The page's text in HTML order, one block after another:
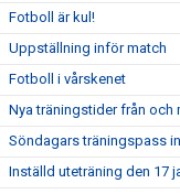
Fotboll är kul!
Uppställning inför match
Fotboll i vårskenet
Nya träningstider från och
Söndagars träningspass
Inställd uteträning den 17